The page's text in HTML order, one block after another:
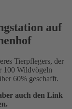
auf
Tierpflegers, der
100 Wildvögeln
60% geschafft.
auch den Link